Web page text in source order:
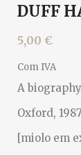
DUFF
5,00 €
Com IVA
A
Oxford,
[miolo em